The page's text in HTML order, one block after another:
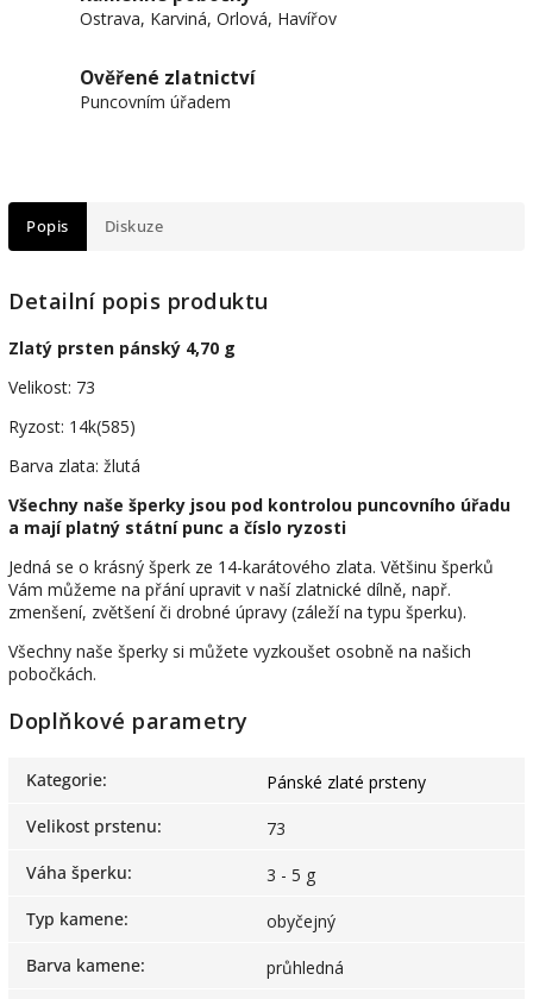
Ostrava, Karviná, Orlová, Havířov
Ověřené zlatnictví
Puncovním úřadem
Popis Diskuze
Detailní popis produktu
Zlatý prsten pánský 4,70 g
Velikost: 73
Ryzost: 14k(585)
Barva zlata: žlutá
Všechny naše šperky jsou pod kontrolou puncovního úřadu
a mají platný státní punc a číslo ryzosti
Jedná se o krásný šperk ze 14-karátového zlata. Většinu šperků
Vám můžeme na přání upravit v naší zlatnické dílně, např.
zmenšení, zvětšení či drobné úpravy (záleží na typu šperku).
Všechny naše šperky si můžete vyzkoušet osobně na našich
pobočkách.
Doplňkové parametry
Kategorie:
Pánské zlaté prsteny
Velikost prstenu:
73
Váha šperku:
3 - 5 g
Typ kamene:
obyčejný
Barva kamene:
průhledná